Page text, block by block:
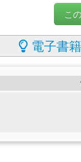
こ
電子書